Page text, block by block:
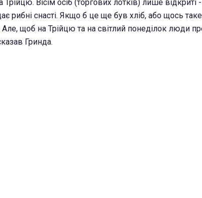
Трійцю. Вісім осіб (торгових лотків) лише
рибні снасті. Якщо б це ще був хліб, або щось
щоб на Трійцю та на світлий понеділок люди
Гринда.